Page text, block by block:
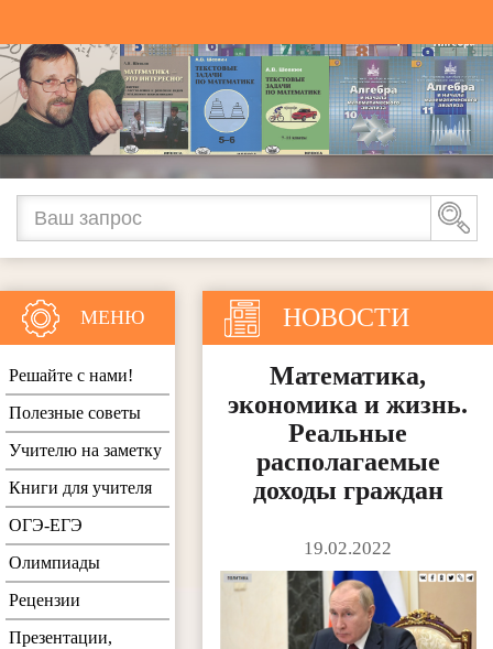
НОВОСТИ
Математика,
экономика и жизнь.
Реальные
располагаемые
доходы граждан
19.02.2022
МЕНЮ
Решайте с нами!
Полезные советы
Учителю на заметку
Книги для учителя
ОГЭ-ЕГЭ
Олимпиады
Рецензии
Презентации,